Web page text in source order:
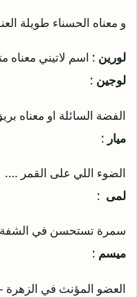
و معناه الحسناء طويلة
لورين : اسم لاتيني معناه
لوجين :
الفضة السائلة او معناه
ميار :
الضوء اللي على القمر ….
لمى :
سمرة تستحسن في
ميسم :
العضو المؤنث في الزهرة